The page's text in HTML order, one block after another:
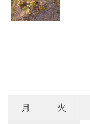
月 火